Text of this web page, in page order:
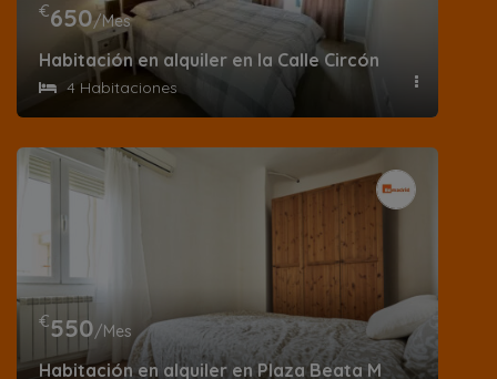
€650/Mes
Habitación en alquiler en la Calle Circón
4 Habitaciones
€550/Mes
Habitación en alquiler en Plaza Beata María Ana de